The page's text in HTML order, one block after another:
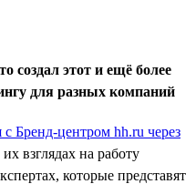
создал этот и ещё более
для разных компаний
с Бренд-центром hh.ru через
взглядах на работу
которые представят